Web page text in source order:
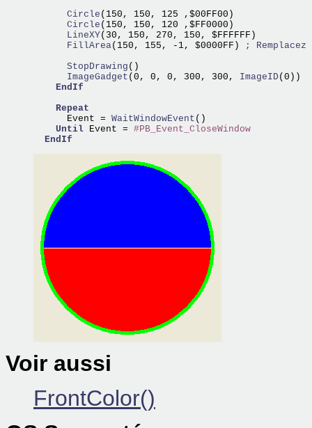
      Circle
      Circle
      LineXY
      FillArea
(150, 155, -1, $0000FF)
;
      StopDrawing
      ImageGadget
(0, 0, 0, 300, 300, ImageID (0))
EndIf
Repeat
      Event =
WaitWindowEvent ()
Until Event = #PB_Event_CloseWindow
EndIf
Voir aussi
FrontColor()